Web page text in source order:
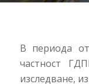
В периода
частност
изследване,